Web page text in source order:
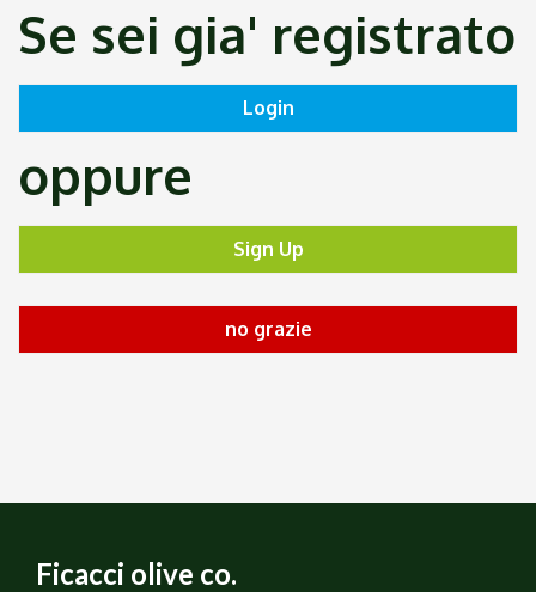
Se sei gia' registrato
oppure
Ficacci olive co.